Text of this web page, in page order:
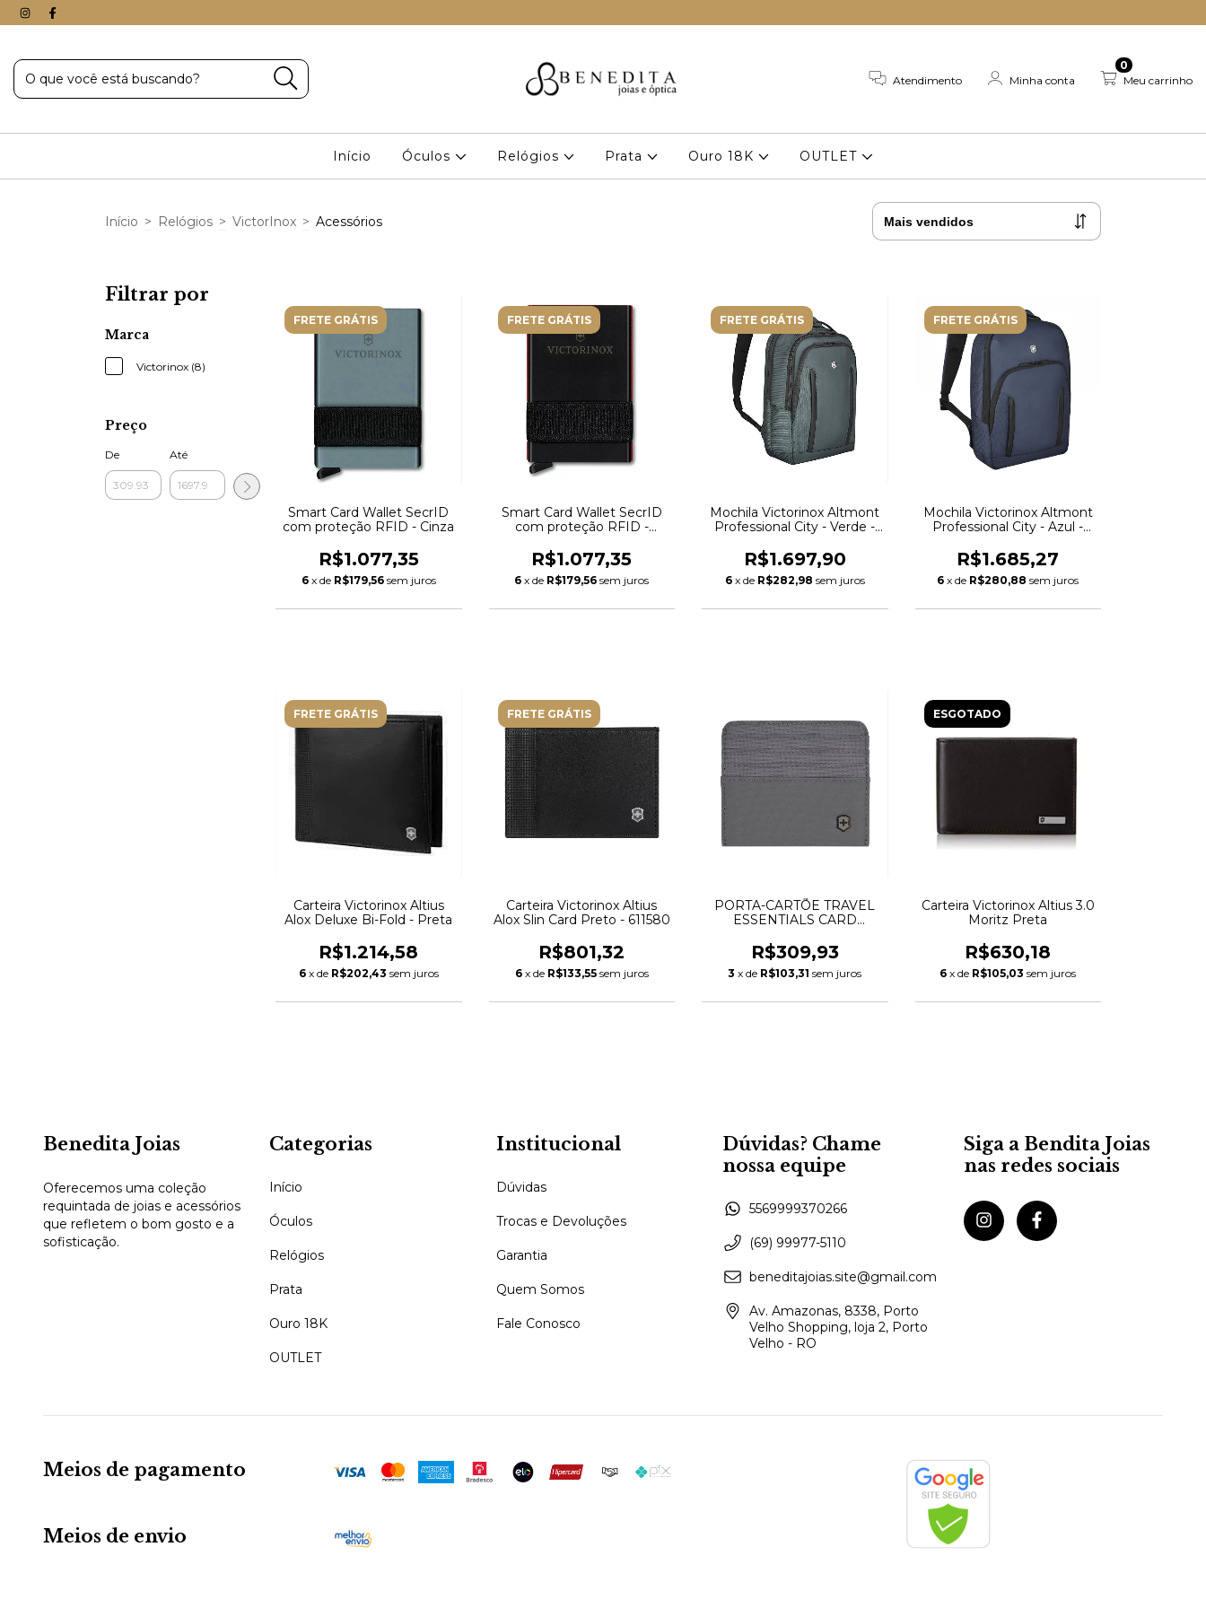
Atendimento Minha conta Meu carrinho
0
Início Óculos Relógios Prata Ouro 18K OUTLET
Início > Relógios > VictorInox > Acessórios
Filtrar por
Marca
Victorinox (8)
Preço
De Até
FRETE GRÁTIS
Smart Card Wallet SecrID
com proteção RFID - Cinza
R$1.077,35
6 x de R$179,56 sem juros
FRETE GRÁTIS
Smart Card Wallet SecrID
com proteção RFID -
R$1.077,35
6 x de R$179,56 sem juros
FRETE GRÁTIS
Mochila Victorinox Altmont
Professional City - Verde -
R$1.697,90
6 x de R$282,98 sem juros
FRETE GRÁTIS
Mochila Victorinox Altmont
Professional City - Azul -
R$1.685,27
6 x de R$280,88 sem juros
FRETE GRÁTIS
Carteira Victorinox Altius
Alox Deluxe Bi-Fold - Preta
R$1.214,58
6 x de R$202,43 sem juros
FRETE GRÁTIS
Carteira Victorinox Altius
Alox Slin Card Preto - 611580
R$801,32
6 x de R$133,55 sem juros
PORTA-CARTÕE TRAVEL
ESSENTIALS CARD
VICTORINOX
R$309,93
3 x de R$103,31 sem juros
ESGOTADO
Carteira Victorinox Altius 3.0
Moritz Preta
R$630,18
6 x de R$105,03 sem juros
Benedita Joias
Oferecemos uma coleção
requintada de joias e acessórios
que refletem o bom gosto e a
sofisticação.
Categorias
Início
Óculos
Relógios
Prata
Ouro 18K
OUTLET
Institucional
Dúvidas
Trocas e Devoluções
Garantia
Quem Somos
Fale Conosco
Dúvidas? Chame
nossa equipe
5569999370266
(69) 99977-5110
beneditajoias.site@gmail.com
Av. Amazonas, 8338, Porto
Velho Shopping, loja 2, Porto
Velho - RO
Siga a Bendita Joias
nas redes sociais
Meios de pagamento
Meios de envio